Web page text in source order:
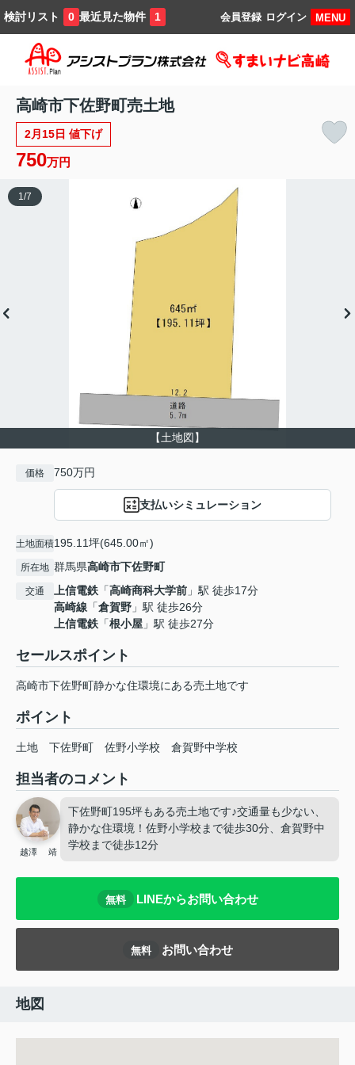
検討リスト 0 最近見た物件 1 MENU
ログイン
会員登録
高崎市下佐野町売土地
2月15日 値下げ
750万円
【土地図】
1 /7
価格 750万円
支払いシミュレーション
土地面積195.11坪(645.00㎡)
所在地 群馬県高崎市下佐野町
交通 上信電鉄 「高崎商科大学前 」駅 徒歩17分
高崎線 「倉賀野 」駅 徒歩26分
上信電鉄 「根小屋 」駅 徒歩27分
セールスポイント
高崎市下佐野町静かな住環境にある売土地です
ポイント
土地 下佐野町 佐野小学校 倉賀野中学校
担当者のコメント
越澤 靖
下佐野町195坪もある売土地です♪交通量も少ない、
静かな住環境！佐野小学校まで徒歩30分、倉賀野中
学校まで徒歩12分
無料 LINEからお問い合わせ
無料 お問い合わせ
地図